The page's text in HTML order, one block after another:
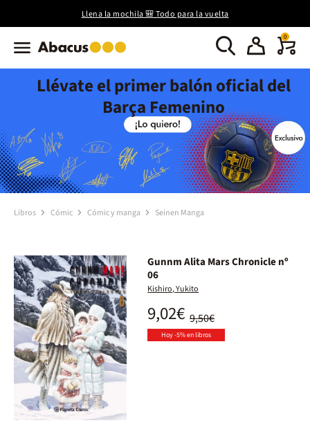
Llena la mochila 🎒 Todo para la vuelta
0
Llévate el primer balón oficial del
Barça Femenino
Libros Cómic Cómic y manga Seinen Manga
Gunnm Alita Mars Chronicle nº
06
Kishiro, Yukito
9,50€
9,02€
Hoy -5% en libros